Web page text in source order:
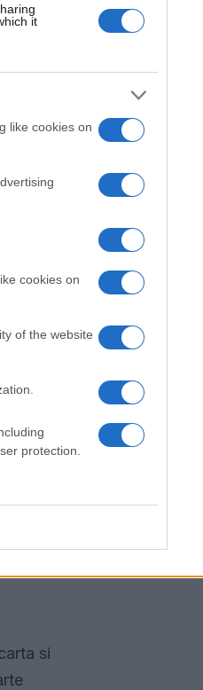
it
like cookies on
cookies on
of the website
protection.
Con
la
di
e
si